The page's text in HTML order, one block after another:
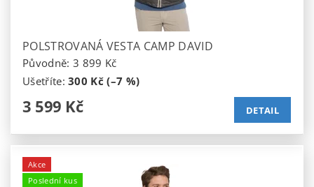
POLSTROVANÁ VESTA CAMP DAVID
Původně: 3 899 Kč
Ušetříte:300 Kč (–7 %)
3 599 Kč DETAIL
Akce
Poslední kus